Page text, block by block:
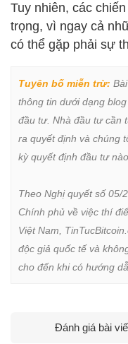
Tuy nhiên, các
trọng, vì ngay cả
có thể gặp phải sự
Tuyên bố miễn trừ:
thông tin dưới dạng
đầu tư. Nhà đầu tư cần
ra quyết định và chúng
kỳ quyết định đầu tư
Theo Nghị quyết số 05/
Chính phủ về việc thí
Việt Nam,
độc giả quốc tế và
cho đến khi có hướng
Đánh giá bài